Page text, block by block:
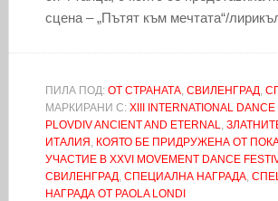
сцена – „Пътят към мечтата“/
ПИЛА ПОД: ОТ СТРАНАТА, СВИЛЕНГРАД,
МАРКИРАНИ С: XIII INTERNATIONAL DANCE
PLOVDIV ANCIENT AND ETERNAL,
ИТАЛИЯ , КОЯТО БЕ ПРИДРУЖЕНА ОТ
УЧАСТИЕ В XXVI MOVEMENT DANCE
СВИЛЕНГРАД, СПЕЦИАЛНА НАГРАДА,
НАГРАДА ОТ PAOLA LONDI